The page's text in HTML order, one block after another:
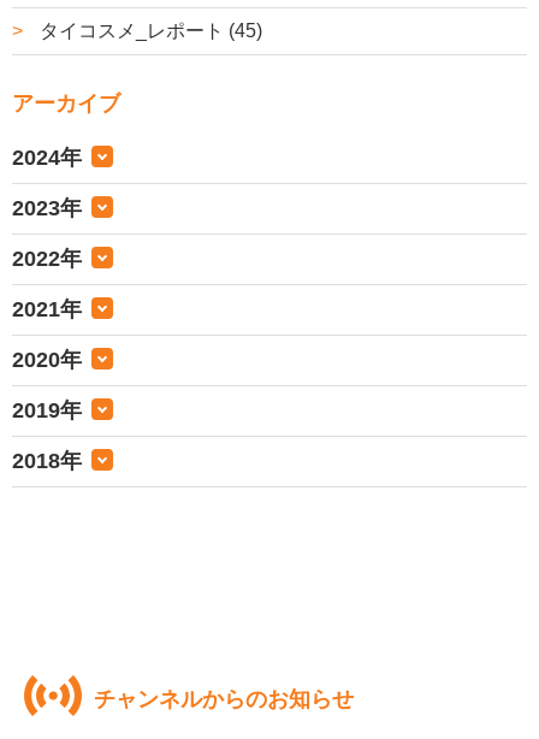
タイコスメ_レポート (45)
アーカイブ
2024年
2023年
2022年
2021年
2020年
2019年
2018年
チャンネルからのお知らせ